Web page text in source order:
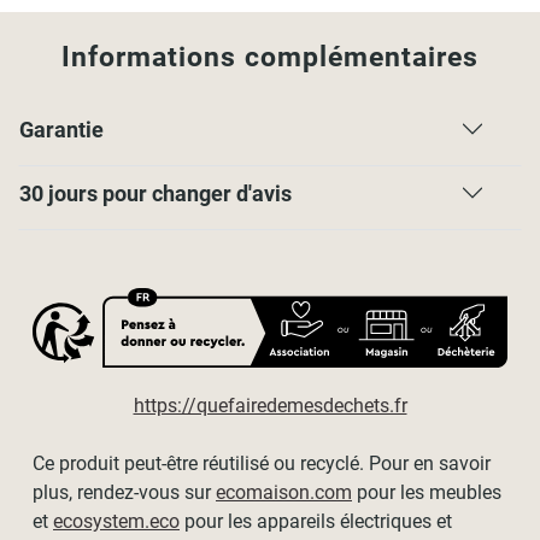
Attention, vous ne pouvez pas recouper vos lamelles en
1 Panneau japonais
Informations complémentaires
Garantie
30 jours pour changer d'avis
https://quefairedemesdechets.fr
Ce produit peut-être réutilisé ou recyclé. Pour en savoir
plus, rendez-vous surecomaison.com pour les meubles
et ecosystem.eco pour les appareils électriques et